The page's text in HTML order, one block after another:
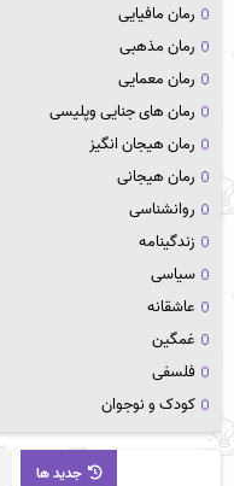
رمان مافیایی
رمان مذهبی
رمان معمایی
رمان های جنایی وپلیسی
رمان هیجان انگیز
رمان هیجانی
روانشناسی
زندگینامه
سیاسی
عاشقانه
غمگین
فلسفی
کودک و نوجوان
جدید ها